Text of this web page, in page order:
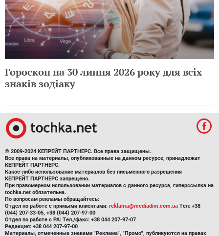
Гороскоп на 30 липня 2026 року для всіх
знаків зодіаку
© 2009-2024 КЕПРЕЙТ ПАРТНЕРС. Все права защищены.
Все права на материалы, опубликованные на данном ресурсе, принадлежат
КЕПРЕЙТ ПАРТНЕРС.
Какое-либо использование материалов без письменного разрешения
КЕПРЕЙТ ПАРТНЕРС запрещено.
При правомерном использовании материалов с данного ресурса, гиперссылка на
tochka.net обязательна.
По вопросам рекламы обращайтесь:
Отдел по работе с прямыми клиентами: reklama@mediadim.com.ua Тел: +38
(044) 207-33-05, +38 (044) 207-97-00
Отдел по работе с РА: Тел./факс: +38 044 207-97-07
Редакция: +38 044 207-97-00
Материалы, отмеченные знаками "Реклама", "Промо", публикуются на правах